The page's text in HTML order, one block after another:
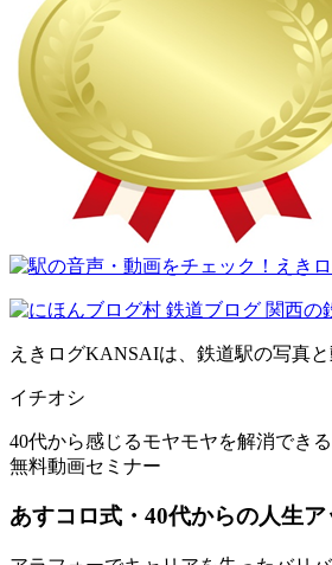
えきログKANSAIは、鉄道駅の写真
イチオシ
40代から感じるモヤモヤを解消できる
無料動画セミナー
あすコロ式・40代からの人生